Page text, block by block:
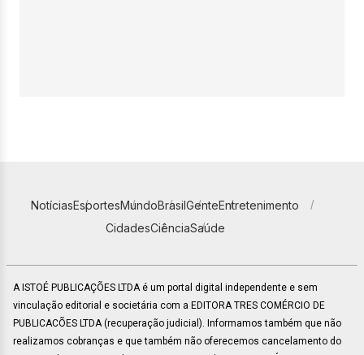
NotíciasEsportesMundoBrasilGenteEntretenimento
CidadesCiênciaSaúde
A ISTOÉ PUBLICAÇÕES LTDA é um portal digital independente e sem
vinculação editorial e societária com a EDITORA TRES COMÉRCIO DE
PUBLICACÕES LTDA (recuperação judicial). Informamos também que não
realizamos cobranças e que também não oferecemos cancelamento do